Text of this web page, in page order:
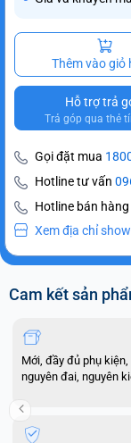
Thêm vào giỏ
Hỗ trợ trả
Trả góp qua thẻ
Gọi đặt mua
Hotline tư vấn
Hotline bán hàng
Xem địa chỉ
Cam kết sản
Mới, đầy đủ phụ kiện,
nguyên đai, nguyên